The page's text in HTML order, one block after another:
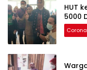
HUT
5000